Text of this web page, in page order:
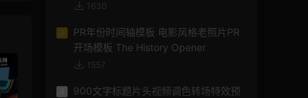
1630
3
PR年份时间轴模板 电影风格老照片PR
开场模板 The History Opener
1557
900文字标题片头视频调色转场特效预